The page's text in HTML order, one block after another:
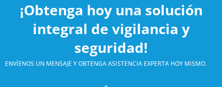
¡Obtenga hoy una solución
integral de vigilancia y
seguridad!
ENVÍENOS UN MENSAJE Y OBTENGA ASISTENCIA EXPERTA HOY MISMO.